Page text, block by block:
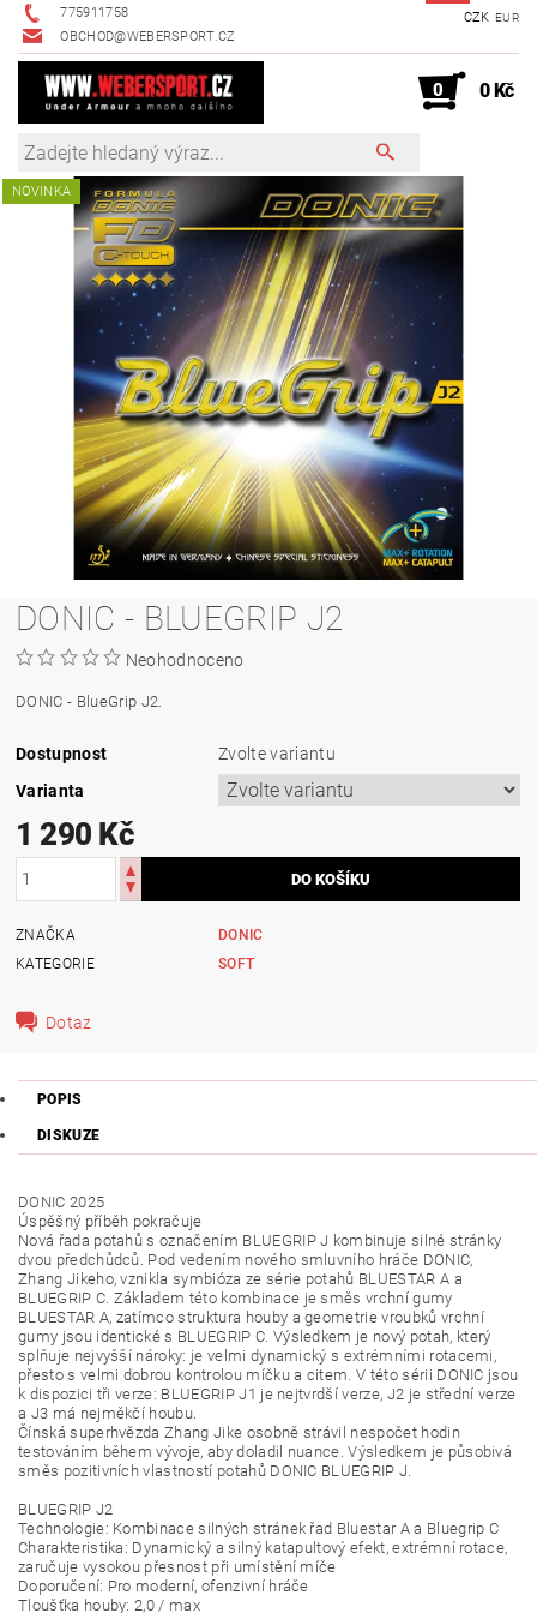
775911758
OBCHOD@WEBERSPORT.CZ
CZK EUR
0 0 Kč
NOVINKA
DONIC - BLUEGRIP J2
Neohodnoceno
DONIC - BlueGrip J2.
Dostupnost
Zvolte variantu
Varianta
1 290 Kč
ZNAČKA
DONIC
KATEGORIE
SOFT
Dotaz
POPIS
DISKUZE
DONIC 2025
Úspěšný příběh pokračuje
Nová řada potahů s označením BLUEGRIP J kombinuje silné stránky
dvou předchůdců. Pod vedením nového smluvního hráče DONIC,
Zhang Jikeho, vznikla symbióza ze série potahů BLUESTAR A a
BLUEGRIP C. Základem této kombinace je směs vrchní gumy
BLUESTAR A, zatímco struktura houby a geometrie vroubků vrchní
gumy jsou identické s BLUEGRIP C. Výsledkem je nový potah, který
splňuje nejvyšší nároky: je velmi dynamický s extrémními rotacemi,
přesto s velmi dobrou kontrolou míčku a citem. V této sérii DONIC jsou
k dispozici tři verze: BLUEGRIP J1 je nejtvrdší verze, J2 je střední verze
a J3 má nejměkčí houbu.
Čínská superhvězda Zhang Jike osobně strávil nespočet hodin
testováním během vývoje, aby doladil nuance. Výsledkem je působivá
směs pozitivních vlastností potahů DONIC BLUEGRIP J.
BLUEGRIP J2
Technologie: Kombinace silných stránek řad Bluestar A a Bluegrip C
Charakteristika: Dynamický a silný katapultový efekt, extrémní rotace,
zaručuje vysokou přesnost při umístění míče
Doporučení: Pro moderní, ofenzivní hráče
Tloušťka houby: 2,0 / max